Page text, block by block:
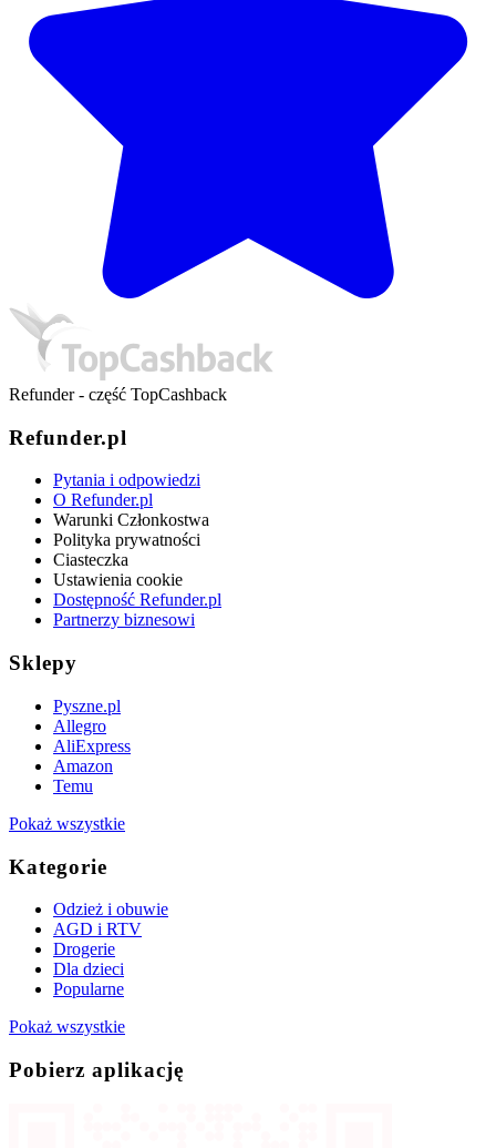
Refunder - część TopCashback
Refunder.pl
Pytania i odpowiedzi
O Refunder.pl
Warunki Członkostwa
Polityka prywatności
Ciasteczka
Ustawienia cookie
Dostępność Refunder.pl
Partnerzy biznesowi
Sklepy
Pyszne.pl
Allegro
AliExpress
Amazon
Temu
Pokaż wszystkie
Kategorie
Odzież i obuwie
AGD i RTV
Drogerie
Dla dzieci
Popularne
Pokaż wszystkie
Pobierz aplikację